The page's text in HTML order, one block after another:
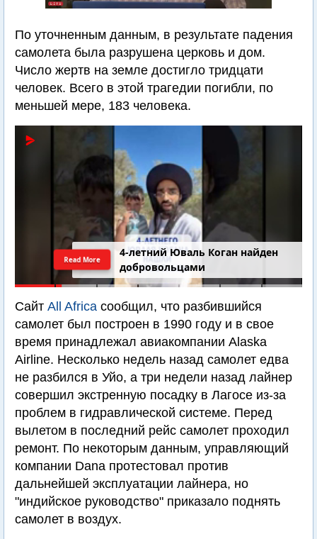
По уточненным данным, в результате падения
самолета была разрушена церковь и дом.
Число жертв на земле достигло тридцати
человек. Всего в этой трагедии погибли, по
меньшей мере, 183 человека.
4-летний Юваль Коган найден
добровольцами
Read More
Сайт All Africa сообщил, что разбившийся
самолет был построен в 1990 году и в свое
время принадлежал авиакомпании Alaska
Airline. Несколько недель назад самолет едва
не разбился в Уйо, а три недели назад лайнер
совершил экстренную посадку в Лагосе из-за
проблем в гидравлической системе. Перед
вылетом в последний рейс самолет проходил
ремонт. По некоторым данным, управляющий
компании Dana протестовал против
дальнейшей эксплуатации лайнера, но
"индийское руководство" приказало поднять
самолет в воздух.